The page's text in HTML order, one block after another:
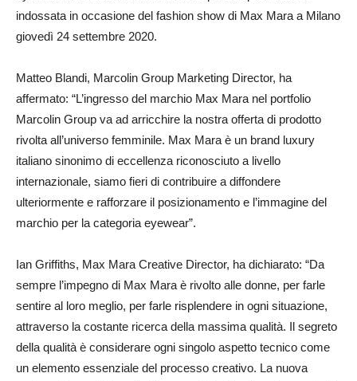
indossata in occasione del fashion show di Max Mara a Milano
giovedì 24 settembre 2020.
Matteo Blandi, Marcolin Group Marketing Director, ha
affermato: “L’ingresso del marchio Max Mara nel portfolio
Marcolin Group va ad arricchire la nostra offerta di prodotto
rivolta all’universo femminile. Max Mara è un brand luxury
italiano sinonimo di eccellenza riconosciuto a livello
internazionale, siamo fieri di contribuire a diffondere
ulteriormente e rafforzare il posizionamento e l’immagine del
marchio per la categoria eyewear”.
Ian Griffiths, Max Mara Creative Director, ha dichiarato: “Da
sempre l’impegno di Max Mara è rivolto alle donne, per farle
sentire al loro meglio, per farle risplendere in ogni situazione,
attraverso la costante ricerca della massima qualità. Il segreto
della qualità è considerare ogni singolo aspetto tecnico come
un elemento essenziale del processo creativo. La nuova